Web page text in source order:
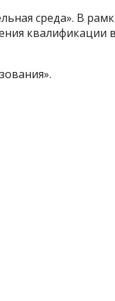
среда». В
квалификации